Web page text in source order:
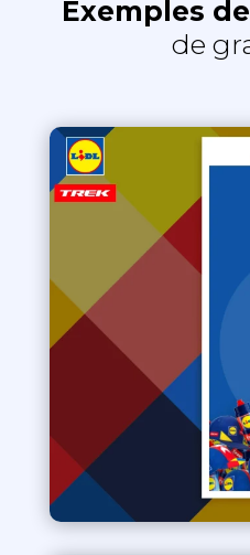
Exemples
de